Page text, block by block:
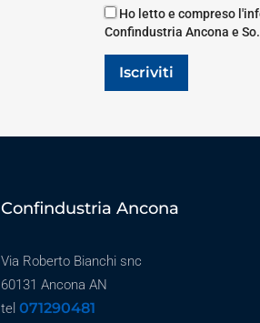
Ho letto e compreso
Confindustria Ancona e
Iscriviti
Confindustria Ancona
Via Roberto Bianchi snc
60131 Ancona AN
tel 071290481